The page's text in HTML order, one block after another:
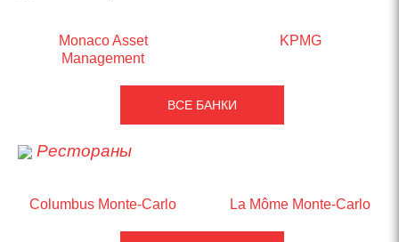
Monaco Asset
Management
KPMG
ВСЕ БАНКИ
Рестораны
Columbus Monte-Carlo La Môme Monte-Carlo